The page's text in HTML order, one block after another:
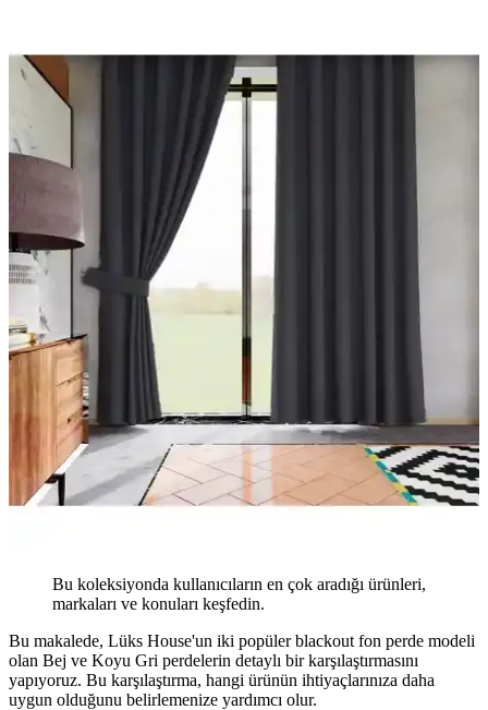
Bu koleksiyonda kullanıcıların en çok aradığı ürünleri,
markaları ve konuları keşfedin.
Bu makalede, Lüks House'un iki popüler blackout fon perde modeli
olan Bej ve Koyu Gri perdelerin detaylı bir karşılaştırmasını
yapıyoruz. Bu karşılaştırma, hangi ürünün ihtiyaçlarınıza daha
uygun olduğunu belirlemenize yardımcı olur.